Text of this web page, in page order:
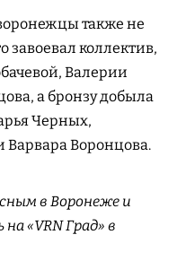
также не
завоевал коллектив,
Валерии
а бронзу добыла
Черных,
Воронцова.
в Воронеже и
«VRN Град» в